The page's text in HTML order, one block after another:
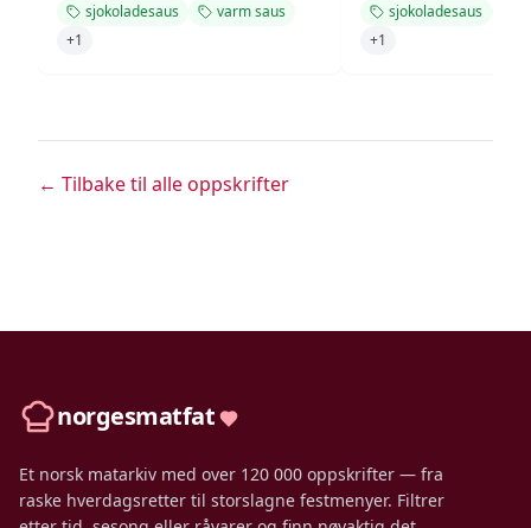
sjokoladesaus
varm saus
+1
sjokoladesaus
+1
← Tilbake til alle oppskrifter
norgesmatfat
Et norsk matarkiv med over 120 000 oppskrifter — fra
raske hverdagsretter til storslagne festmenyer. Filtrer